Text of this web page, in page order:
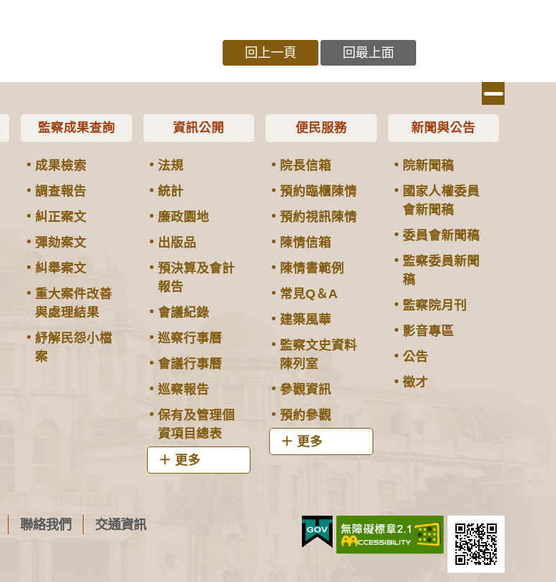
回上一頁 回最上面
監察成果查詢
成果檢索
調查報告
糾正案文
彈劾案文
糾舉案文
重大案件改善
與處理結果
紓解民怨小檔
案
資訊公開
法規
統計
廉政園地
出版品
預決算及會計
報告
會議紀錄
巡察行事曆
會議行事曆
巡察報告
保有及管理個
資項目總表
更多
便民服務
院長信箱
預約臨櫃陳情
預約視訊陳情
陳情信箱
陳情書範例
常見Q＆A
建築風華
監察文史資料
陳列室
參觀資訊
預約參觀
更多
新聞與公告
院新聞稿
國家人權委員
會新聞稿
委員會新聞稿
監察委員新聞
稿
監察院月刊
影音專區
公告
徵才
聯絡我們 交通資訊